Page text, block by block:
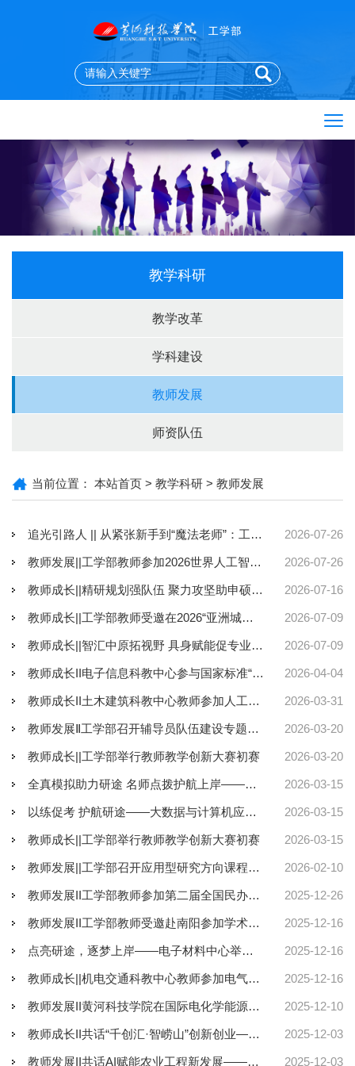
教学科研
教学改革
学科建设
教师发展
师资队伍
当前位置： 本站首页 > 教学科研 > 教师发展
追光引路人 || 从紧张新手到“魔法老师”：工学部蒋爱云老师的二十年筑梦路——记河南省优秀教师 工学部教师蒋爱云 2026-07-26
教师发展||工学部教师参加2026世界人工智能大会“人机共育·重塑大学”教育论坛 2026-07-26
教师成长||精研规划强队伍 聚力攻坚助申硕--智能制造与智慧交通科教中心召开博士座谈会 2026-07-16
教师成长||工学部教师受邀在2026“亚洲城市2050”国际学术会议上作报告 2026-07-09
教师成长||智汇中原拓视野 具身赋能促专业提升 ——我校电子信息科教中心教师赴省电子信息学术大会交流学习 2026-07-09
教师成长II电子信息科教中心参与国家标准“智能家居互联互通”修订研讨会 2026-04-04
教师成长II土木建筑科教中心教师参加人工智能背景下高校新工科专业建设与教学实训创新研讨会 2026-03-31
教师发展Ⅱ工学部召开辅导员队伍建设专题培训会 聚焦“知识”为核心的智能工作台建设 2026-03-20
教师成长||工学部举行教师教学创新大赛初赛 2026-03-20
全真模拟助力研途 名师点拨护航上岸——电子信息科教中心举办2026届硕士研究生复试模拟面试 2026-03-15
以练促考 护航研途——大数据与计算机应用科教中心开展2026届升学模拟面试活动 2026-03-15
教师成长||工学部举行教师教学创新大赛初赛 2026-03-15
教师发展||工学部召开应用型研究方向课程建设经验分享会 2026-02-10
教师发展II工学部教师参加第二届全国民办高校课程思政学术年会 2025-12-26
教师发展II工学部教师受邀赴南阳参加学术交流活动 2025-12-16
点亮研途，逐梦上岸——电子材料中心举办2026届考研加油会 2025-12-16
教师成长||机电交通科教中心教师参加电气教学改革与创新交流会 2025-12-16
教师发展II黄河科技学院在国际电化学能源大会上展示前沿成果 2025-12-10
教师成长II共话“千创汇·智崂山”创新创业——我校教师参加2025千山筑峰大会 2025-12-03
教师发展II共话AI赋能农业工程新发展——我校教师参加中国农业工程学会第十届学术年会（CSAE2025） 2025-12-03